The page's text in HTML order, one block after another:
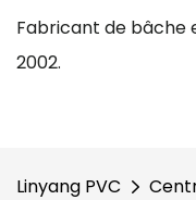
Fabricant de bâche
2002.
Linyang PVC